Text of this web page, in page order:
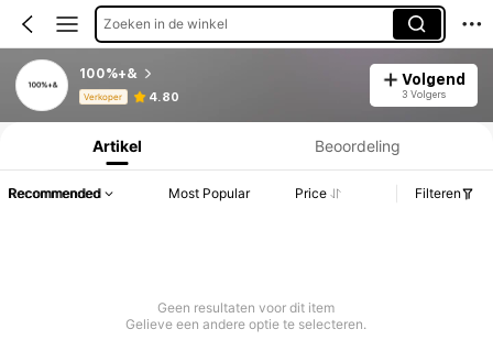
Zoeken in de winkel
100%+&
Verkoper 4.80
Volgend
3 Volgers
Productinformatie: Prijsopenbaring, Verkoop- en Voorraadgegevens.
Artikel Beoordeling
Recommended Most Popular Price Filteren
Geen resultaten voor dit item
Gelieve een andere optie te selecteren.